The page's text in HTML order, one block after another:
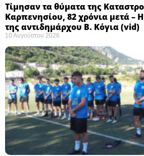
Τίμησαν τα θύματα της
Καρπενησίου, 82 χρόνια μετά –
της αντιδημάρχου Β. Κόγια (vid)
10 Αυγούστου 2026